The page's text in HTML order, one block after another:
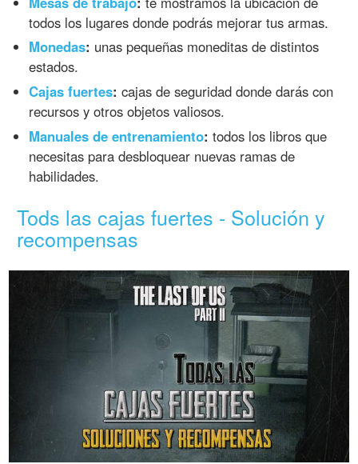
todos los lugares donde podrás mejorar tus armas.
Monedas: unas pequeñas moneditas de distintos
estados.
Cajas fuertes: cajas de seguridad donde darás con
recursos y otros objetos valiosos.
Manuales de entrenamiento: todos los libros que
necesitas para desbloquear nuevas ramas de
habilidades.
Tods las cajas fuertes - Solución y
recompensas